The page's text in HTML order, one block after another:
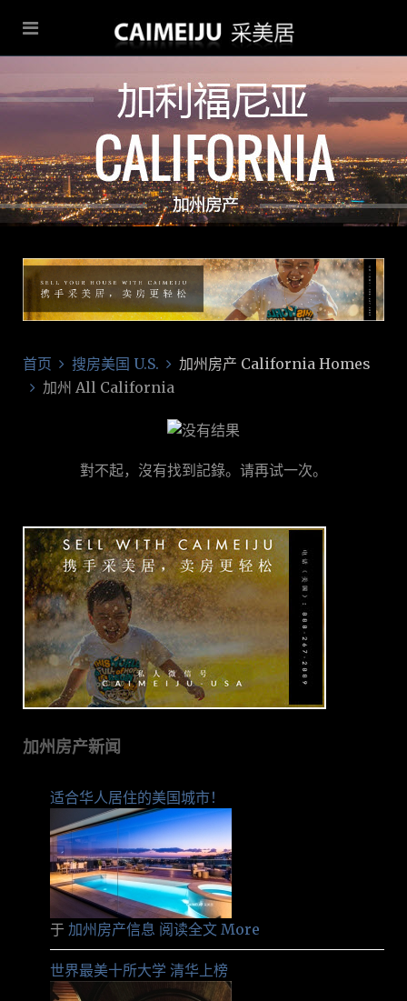
首页 搜房美国 U.S.
加州房产 California Homes
加州 All California
對不起，沒有找到記錄。请再试一次。
加州房产新闻
适合华人居住的美国城市！
于 加州房产信息 阅读全文 More
世界最美十所大学 清华上榜